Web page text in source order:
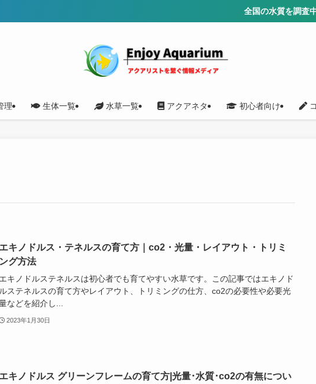
全国の水質を調査中！北
理 生体一覧 水草一覧 アクアネタ 初心者向け
エキノドルス・テネルスの育て方｜co2・光量・レイアウト・トリミ
ング方法
エキノドルステネルスは初心者でも育てやすい水草です。この記事ではエキノド
ルステネルスの育て方やレイアウト、トリミングの仕方、co2の必要性や必要光
などを紹介し...
2023年1月30日
エキノドルス グリーンフレームの育て方|光量･水質･co2の有無につい